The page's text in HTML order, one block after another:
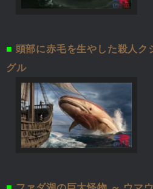
■ 頭部に赤毛を生やした殺人ク
グル